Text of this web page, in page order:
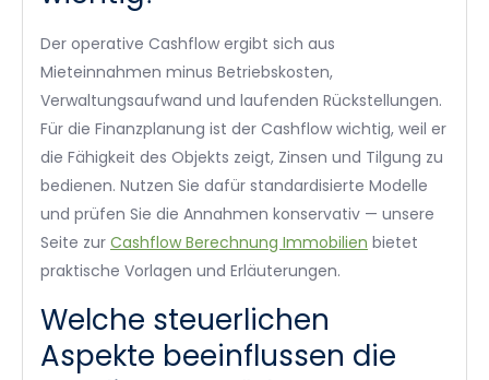
Der operative Cashflow ergibt sich aus
Mieteinnahmen minus Betriebskosten,
Verwaltungsaufwand und laufenden Rückstellungen.
Für die Finanzplanung ist der Cashflow wichtig, weil er
die Fähigkeit des Objekts zeigt, Zinsen und Tilgung zu
bedienen. Nutzen Sie dafür standardisierte Modelle
und prüfen Sie die Annahmen konservativ — unsere
Seite zur Cashflow Berechnung Immobilien bietet
praktische Vorlagen und Erläuterungen.
Welche steuerlichen
Aspekte beeinflussen die